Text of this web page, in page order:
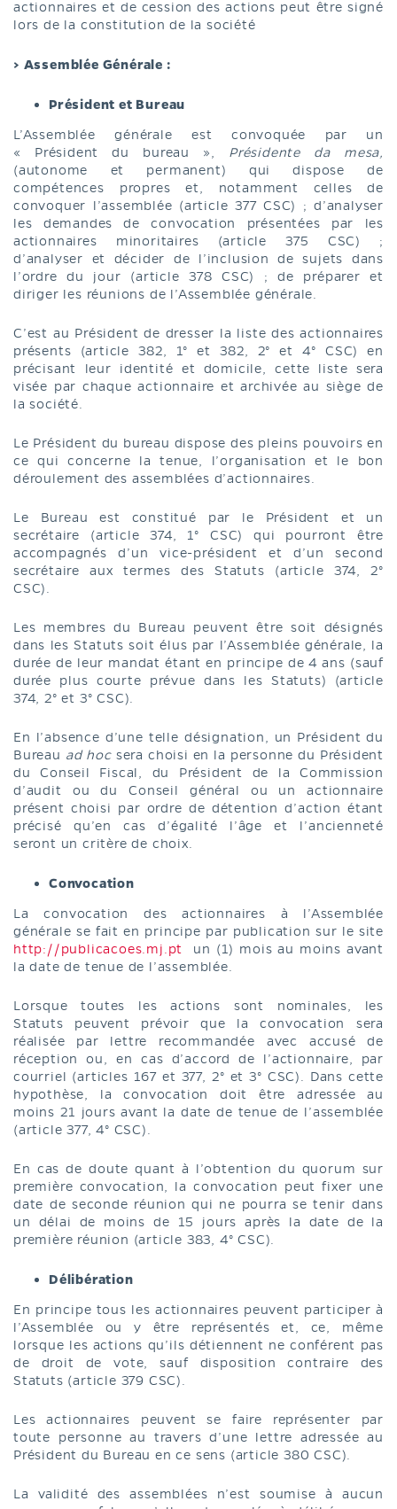
actionnaires et de cession des actions peut être signé
lors de la constitution de la société
> Assemblée Générale :
Président et Bureau
L’Assemblée générale est convoquée par un
« Président du bureau », Présidente da mesa,
(autonome et permanent) qui dispose de
compétences propres et, notamment celles de
convoquer l’assemblée (article 377 CSC) ; d’analyser
les demandes de convocation présentées par les
actionnaires minoritaires (article 375 CSC) ;
d’analyser et décider de l’inclusion de sujets dans
l’ordre du jour (article 378 CSC) ; de préparer et
diriger les réunions de l’Assemblée générale.
C’est au Président de dresser la liste des actionnaires
présents (article 382, 1° et 382, 2° et 4° CSC) en
précisant leur identité et domicile, cette liste sera
visée par chaque actionnaire et archivée au siège de
la société.
Le Président du bureau dispose des pleins pouvoirs en
ce qui concerne la tenue, l’organisation et le bon
déroulement des assemblées d’actionnaires.
Le Bureau est constitué par le Président et un
secrétaire (article 374, 1° CSC) qui pourront être
accompagnés d’un vice-président et d’un second
secrétaire aux termes des Statuts (article 374, 2°
CSC).
Les membres du Bureau peuvent être soit désignés
dans les Statuts soit élus par l’Assemblée générale, la
durée de leur mandat étant en principe de 4 ans (sauf
durée plus courte prévue dans les Statuts) (article
374, 2° et 3° CSC).
En l’absence d’une telle désignation, un Président du
Bureau ad hocsera choisi en la personne du Président
du Conseil Fiscal, du Président de la Commission
d’audit ou du Conseil général ou un actionnaire
présent choisi par ordre de détention d’action étant
précisé qu’en cas d’égalité l’âge et l’ancienneté
seront un critère de choix.
Convocation
La convocation des actionnaires à l’Assemblée
générale se fait en principe par publication sur le site
http://publicacoes.mj.pt un (1) mois au moins avant
la date de tenue de l’assemblée.
Lorsque toutes les actions sont nominales, les
Statuts peuvent prévoir que la convocation sera
réalisée par lettre recommandée avec accusé de
réception ou, en cas d’accord de l’actionnaire, par
courriel (articles 167 et 377, 2° et 3° CSC). Dans cette
hypothèse, la convocation doit être adressée au
moins 21 jours avant la date de tenue de l’assemblée
(article 377, 4° CSC).
En cas de doute quant à l’obtention du quorum sur
première convocation, la convocation peut fixer une
date de seconde réunion qui ne pourra se tenir dans
un délai de moins de 15 jours après la date de la
première réunion (article 383, 4° CSC).
Délibération
En principe tous les actionnaires peuvent participer à
l’Assemblée ou y être représentés et, ce, même
lorsque les actions qu’ils détiennent ne conférent pas
de droit de vote, sauf disposition contraire des
Statuts (article 379 CSC).
Les actionnaires peuvent se faire représenter par
toute personne au travers d’une lettre adressée au
Président du Bureau en ce sens (article 380 CSC).
La validité des assemblées n’est soumise à aucun